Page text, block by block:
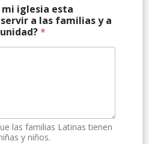
mi iglesia esta
a las familias y a
*
las familias Latinas tienen
y niños.